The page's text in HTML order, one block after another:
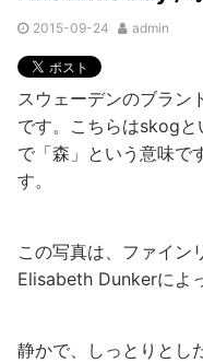
2015-09-24 admin
スウェーデンのブラン
です。こちらはskog
で「森」という意味で
す。
この写真は、ファイン
Elisabeth Dunkerによ
静かで、しっとりとし